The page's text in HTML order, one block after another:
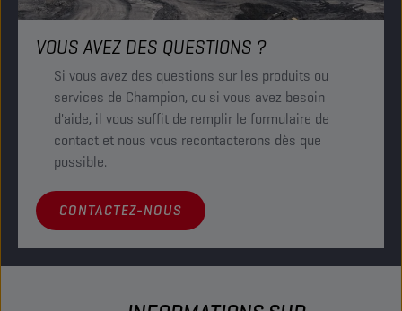
VOUS AVEZ DES QUESTIONS ?
Si vous avez des questions sur les produits ou
services de Champion, ou si vous avez besoin
d'aide, il vous suffit de remplir le formulaire de
contact et nous vous recontacterons dès que
possible.
CONTACTEZ-NOUS